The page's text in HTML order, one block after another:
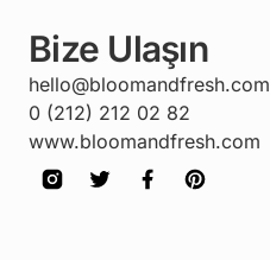
Bize Ulaşın
hello@bloomandfresh.com
0 (212) 212 02 82
www.bloomandfresh.com